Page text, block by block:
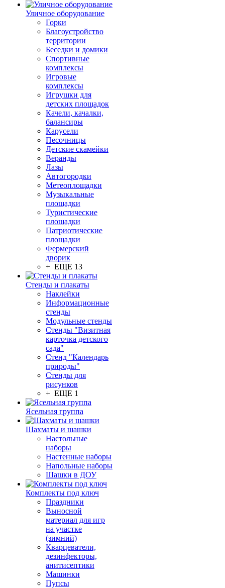
Уличное оборудование
Горки
Благоустройство
территории
Беседки и домики
Спортивные
комплексы
Игровые
комплексы
Игрушки для
детских площадок
Качели, качалки,
балансиры
Карусели
Песочницы
Детские скамейки
Веранды
Лазы
Автогородки
Метеоплощадки
Музыкальные
площадки
Туристические
площадки
Патриотические
площадки
Фермерский
дворик
+ ЕЩЕ 13
Стенды и плакаты
Наклейки
Информационные
стенды
Модульные стенды
Стенды "Визитная
карточка детского
сада"
Стенд "Календарь
природы"
Стенды для
рисунков
+ ЕЩЕ 1
Ясельная группа
Шахматы и шашки
Настольные
наборы
Настенные наборы
Напольные наборы
Шашки в ДОУ
Комплекты под ключ
Праздники
Выносной
материал для игр
на участке
(зимний)
Кварцеватели,
дезинфекторы,
анитисептики
Машинки
Пупсы